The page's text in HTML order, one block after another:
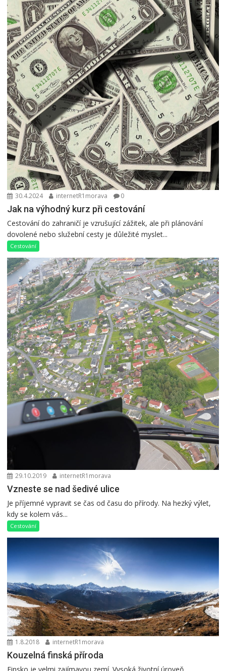
30.4.2024 internetR1morava 0
Jak na výhodný kurz při cestování
Cestování do zahraničí je vzrušující zážitek, ale při plánování
dovolené nebo služební cesty je důležité myslet...
Cestování
29.10.2019 internetR1morava
Vzneste se nad šedivé ulice
Je příjemné vypravit se čas od času do přírody. Na hezký výlet,
kdy se kolem vás...
Cestování
1.8.2018 internetR1morava
Kouzelná finská příroda
Finsko je velmi zajímavou zemí. Vysoká životní úroveň